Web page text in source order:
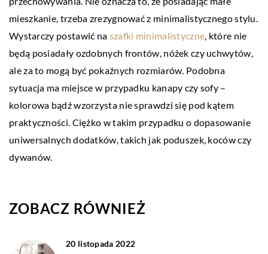
mieszkanie, trzeba zrezygnować z minimalistycznego stylu.
Wystarczy postawić na szafki minimalistyczne, które nie
będą posiadały ozdobnych frontów, nóżek czy uchwytów,
ale za to mogą być pokaźnych rozmiarów. Podobna
sytuacja ma miejsce w przypadku kanapy czy sofy –
kolorowa bądź wzorzysta nie sprawdzi się pod kątem
praktyczności. Ciężko w takim przypadku o dopasowanie
uniwersalnych dodatków, takich jak poduszek, koców czy
dywanów.
ZOBACZ RÓWNIEŻ
20 listopada 2022